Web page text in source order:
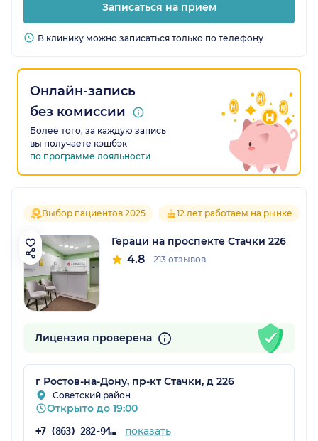
Записаться на прием
В клинику можно записаться только по телефону
Онлайн-запись
без комиссии
Более того, за каждую запись
вы получаете кэшбэк
по программе лояльности
Выбор пациентов 2025 12 лет работаем на рынке
Гераци на проспекте Стачки 226
4.8 213 отзывов
Лицензия проверена
г Ростов-на-Дону, пр-кт Стачки, д 226
Советский район
Открыто до 19:00
+7 (863) 282-94-43 показать